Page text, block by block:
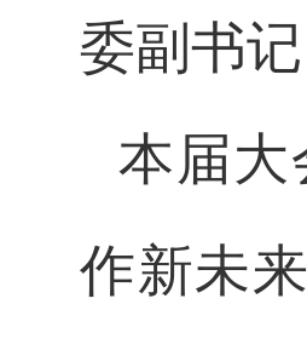
委副书
本届大
作新未